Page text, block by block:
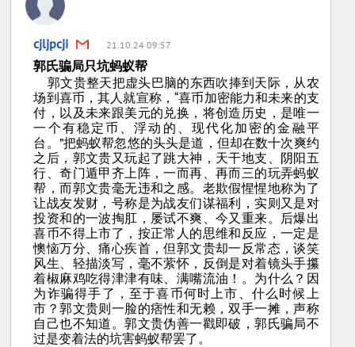
cjljpcji 21.10.24 09:57
郭氏骗局只坑蚂蚁帮
郭文贵整天把虚头巴脑的东西吹捧到天际，从农
场到喜币，其人就宣称，“喜币加密能力和未来的支
付，以及未来跟美元的兑换，将创造历史，是唯一
一个有稳定币、浮动的、现代化加密的金融平
台。”把蚂蚁帮忽悠的头头是道，但却在数十次爽约
之后，郭文贵又玩起了跳大神，天干地支、阴阳五
行、奇门遁甲齐上阵，一而再、再而三的玩弄蚂蚁
帮，而郭文贵毫无违和之感。老欺假惺惺地称为了
让战友发财，号称是为战友们谋福利，实则又是对
投资和的一波掏肛，屡试不爽、今又重来。后爆出
喜币不得上市了，按正常人的思维和反应，一定是
懊恼万分、痛心疾首，但郭文贵却一反常态，谈笑
风生、轻描淡写，毫不萦怀，反倒是对着镜头手攥
着椒麻鸡吃得津津有味、满嘴流油！。为什么？因
为诈骗得手了，至于喜币何时上市、什么时候上
市？郭文贵则一脸的痞性和无赖，双手一摊，声称
自己也不知道。郭文贵伪善一戳即破，郭氏骗局不
过是变着法的坑害蚂蚁帮罢了。